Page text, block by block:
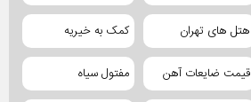
هتل های تهران کمک به خیریه
قیمت ضایعات آهن مفتول سیاه